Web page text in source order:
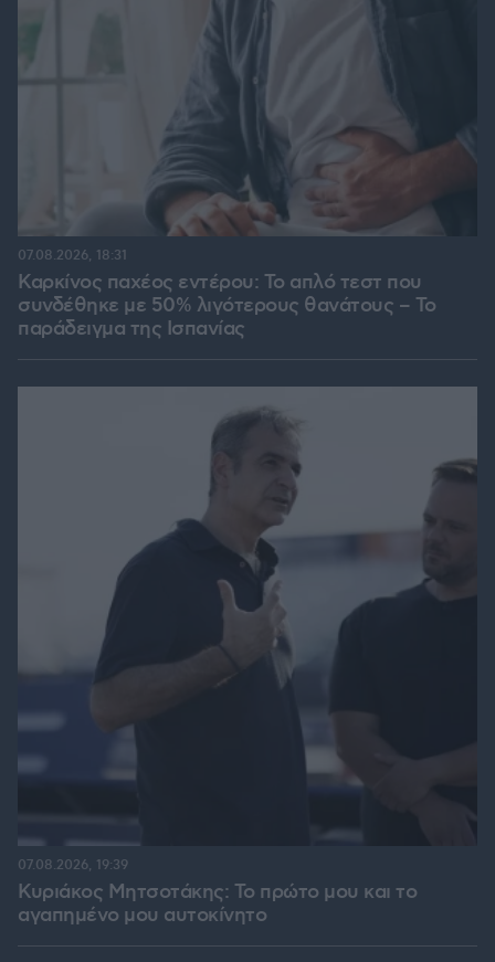
Καρκίνος παχέος εντέρου: Το απλό τεστ που
συνδέθηκε με 50% λιγότερους θανάτους – Το
παράδειγμα της Ισπανίας
07.08.2026, 18:31
Κυριάκος Μητσοτάκης: Το πρώτο μου και το
αγαπημένο μου αυτοκίνητο
07.08.2026, 19:39